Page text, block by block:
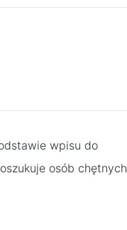
wpisu do
osób chętnych